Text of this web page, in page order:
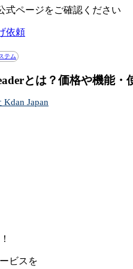
式ページをご確認ください
依頼
テム
とは？価格や機能・
Kdan Japan
ビスを